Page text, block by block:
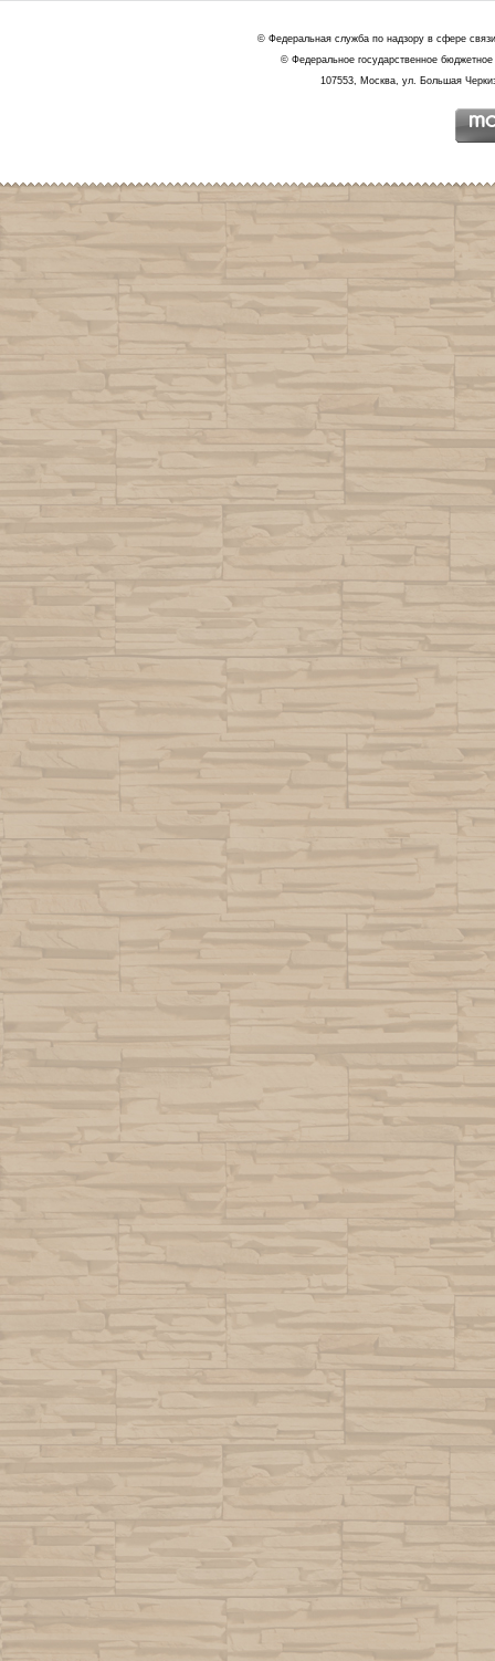
© Федеральная служба по надзору в сфере
© Федеральное государственное
107553, Москва, ул. Большая